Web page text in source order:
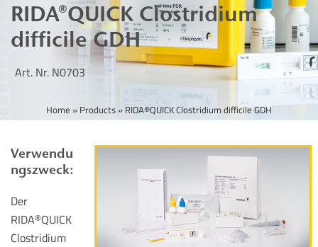
RIDA®QUICK Clostridium
difficile GDH
Art. Nr. N0703
Home » Products» RIDA®QUICK Clostridium difficile GDH
Verwendu
ngszweck:
Der
RIDA®QUICK
Clostridium